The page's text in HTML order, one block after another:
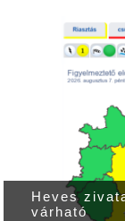
Heves
várható